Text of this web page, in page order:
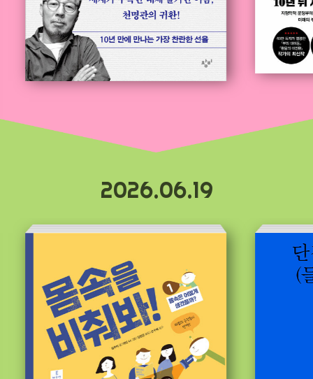
2026.06.19